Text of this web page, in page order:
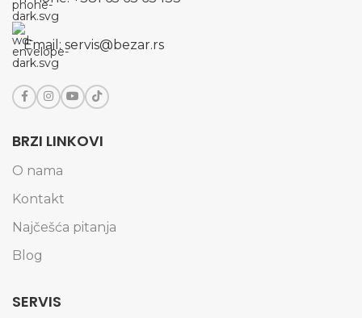
Email: servis@bezar.rs
BRZI LINKOVI
O nama
Kontakt
Najčešća pitanja
Blog
SERVIS